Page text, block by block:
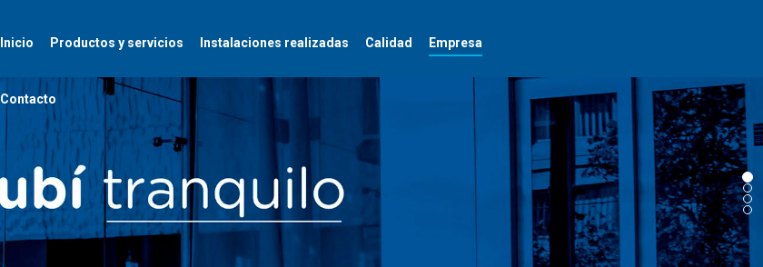
Inicio Productos y servicios Instalaciones realizadas Calidad Empresa
Contacto